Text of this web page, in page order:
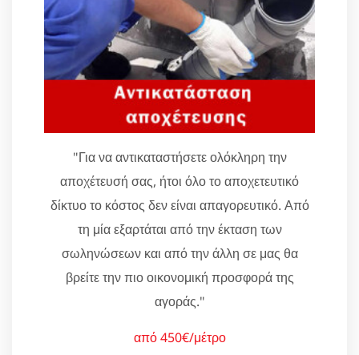
"Για να αντικαταστήσετε ολόκληρη την
αποχέτευσή σας, ήτοι όλο το αποχετευτικό
δίκτυο το κόστος δεν είναι απαγορευτικό. Από
τη μία εξαρτάται από την έκταση των
σωληνώσεων και από την άλλη σε μας θα
βρείτε την πιο οικονομική προσφορά της
αγοράς."
από 450€/μέτρο